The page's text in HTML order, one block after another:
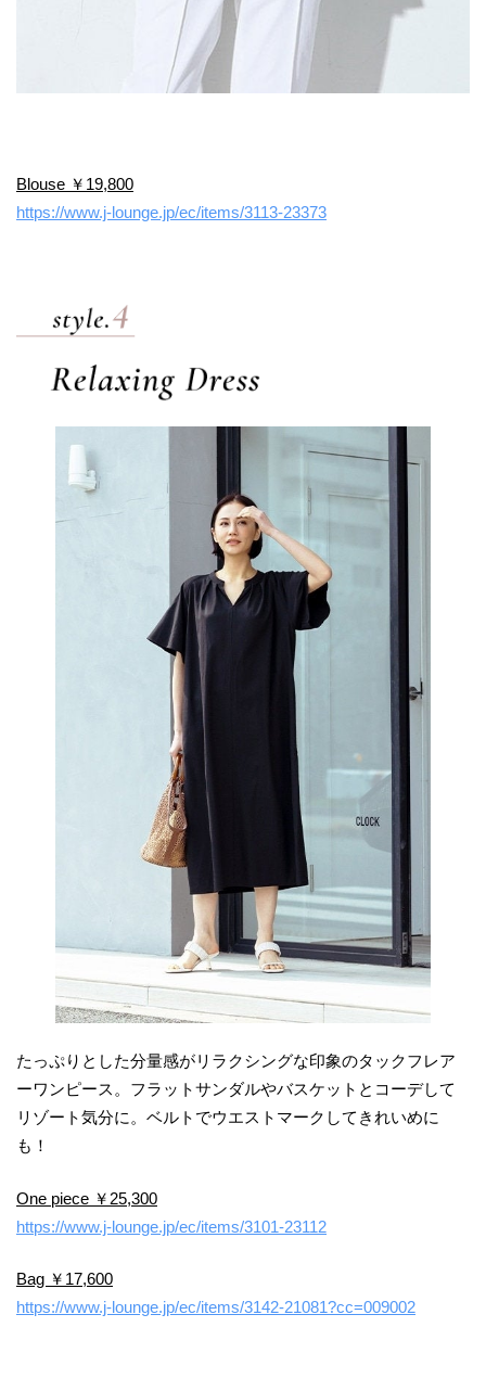
Blouse ￥19,800
https://www.j-lounge.jp/ec/items/3113-23373
たっぷりとした分量感がリラクシングな印象のタックフレア
ーワンピース。フラットサンダルやバスケットとコーデして
リゾート気分に。ベルトでウエストマークしてきれいめに
も！
One piece ￥25,300
https://www.j-lounge.jp/ec/items/3101-23112
Bag ￥17,600
https://www.j-lounge.jp/ec/items/3142-21081?cc=009002